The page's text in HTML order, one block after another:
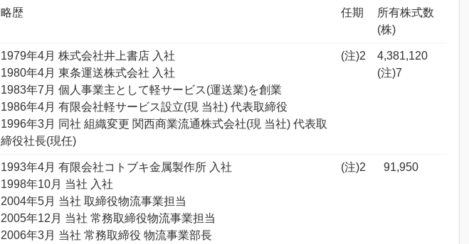
略歴 任期
所有株式数
(株)
1979年4月 株式会社井上書店 入社
1980年4月 東条運送株式会社 入社
1983年7月 個人事業主として軽サービス(運送業)を創業
1986年4月 有限会社軽サービス設立(現 当社) 代表取締役
1996年3月 同社 組織変更 関西商業流通株式会社(現 当社) 代表取
締役社長(現任)
(注)2
4,381,120
(注)7
1993年4月 有限会社コトブキ金属製作所 入社
1998年10月 当社 入社
2004年5月 当社 取締役物流事業担当
2005年12月 当社 常務取締役物流事業担当
2006年3月 当社 常務取締役 物流事業部長
(注)2 91,950